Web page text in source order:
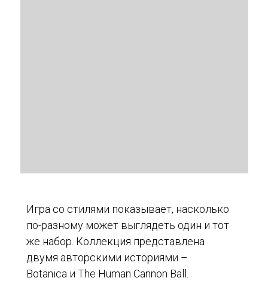
Игра со стилями показывает, насколько
по-разному может выглядеть один и тот
же набор. Коллекция представлена
двумя авторскими историями –
Botanica и The Human Сannon Ball.